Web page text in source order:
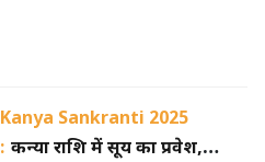
Kanya Sankranti 2025
: कन्या राशि में सूर्य का प्रवेश,